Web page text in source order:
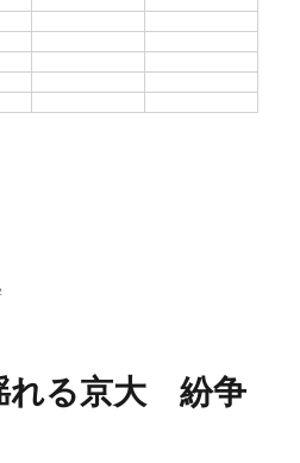
る京大 紛争